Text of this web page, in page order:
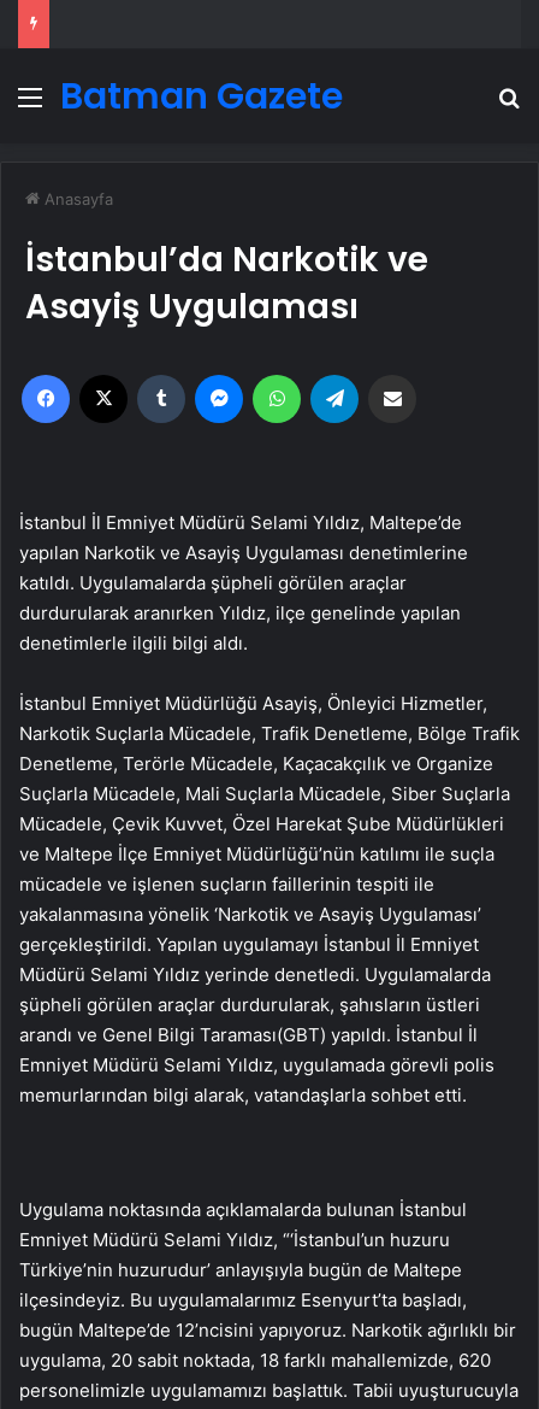
Menü
Batman Gazete
Anasayfa
İstanbul’da Narkotik ve
Asayiş Uygulaması
Facebook Tumblr MessengerWhatsApp
İstanbul İl Emniyet Müdürü Selami Yıldız, Maltepe’de
yapılan Narkotik ve Asayiş Uygulaması denetimlerine
katıldı. Uygulamalarda şüpheli görülen araçlar
durdurularak aranırken Yıldız, ilçe genelinde yapılan
denetimlerle ilgili bilgi aldı.
İstanbul Emniyet Müdürlüğü Asayiş, Önleyici Hizmetler,
Narkotik Suçlarla Mücadele, Trafik Denetleme, Bölge Trafik
Denetleme, Terörle Mücadele, Kaçacakçılık ve Organize
Suçlarla Mücadele, Mali Suçlarla Mücadele, Siber Suçlarla
Mücadele, Çevik Kuvvet, Özel Harekat Şube Müdürlükleri
ve Maltepe İlçe Emniyet Müdürlüğü’nün katılımı ile suçla
mücadele ve işlenen suçların faillerinin tespiti ile
yakalanmasına yönelik ‘Narkotik ve Asayiş Uygulaması’
gerçekleştirildi. Yapılan uygulamayı İstanbul İl Emniyet
Müdürü Selami Yıldız yerinde denetledi. Uygulamalarda
şüpheli görülen araçlar durdurularak, şahısların üstleri
arandı ve Genel Bilgi Taraması(GBT) yapıldı. İstanbul İl
Emniyet Müdürü Selami Yıldız, uygulamada görevli polis
memurlarından bilgi alarak, vatandaşlarla sohbet etti.
Uygulama noktasında açıklamalarda bulunan İstanbul
Emniyet Müdürü Selami Yıldız, “‘İstanbul’un huzuru
Türkiye’nin huzurudur’ anlayışıyla bugün de Maltepe
ilçesindeyiz. Bu uygulamalarımız Esenyurt’ta başladı,
bugün Maltepe’de 12’ncisini yapıyoruz. Narkotik ağırlıklı bir
uygulama, 20 sabit noktada, 18 farklı mahallemizde, 620
personelimizle uygulamamızı başlattık. Tabii uyuşturucuyla